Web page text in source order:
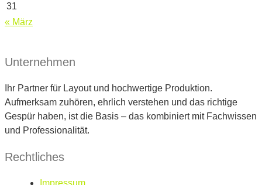
31
« März
Unternehmen
Ihr Partner für Layout und hochwertige Produktion.
Aufmerksam zuhören, ehrlich verstehen und das richtige
Gespür haben, ist die Basis – das kombiniert mit Fachwissen
und Professionalität.
Rechtliches
Impressum